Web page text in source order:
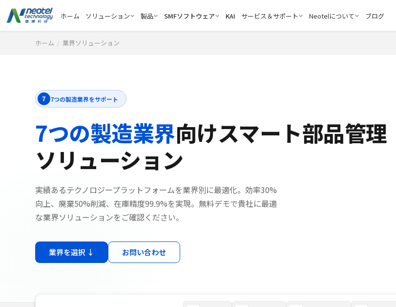
ホーム ソリューション 製品 SMFソフトウェア KAI サービス＆サポート Neotelについて ブログ
ホーム / 業界ソリューション
7 7つの製造業界をサポート
7つの製造業界向けスマート部品管理
ソリューション
実績あるテクノロジープラットフォームを業界別に最適化。効率30%
向上、廃棄50%削減、在庫精度99.9%を実現。無料デモで貴社に最適
な業界ソリューションをご確認ください。
業界を選択 ↓ お問い合わせ